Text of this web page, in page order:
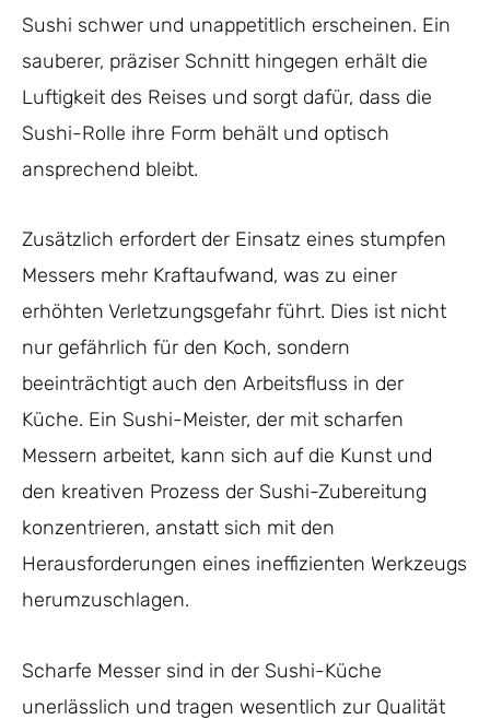
Sushi schwer und unappetitlich erscheinen. Ein
sauberer, präziser Schnitt hingegen erhält die
Luftigkeit des Reises und sorgt dafür, dass die
Sushi-Rolle ihre Form behält und optisch
ansprechend bleibt.
Zusätzlich erfordert der Einsatz eines stumpfen
Messers mehr Kraftaufwand, was zu einer
erhöhten Verletzungsgefahr führt. Dies ist nicht
nur gefährlich für den Koch, sondern
beeinträchtigt auch den Arbeitsfluss in der
Küche. Ein Sushi-Meister, der mit scharfen
Messern arbeitet, kann sich auf die Kunst und
den kreativen Prozess der Sushi-Zubereitung
konzentrieren, anstatt sich mit den
Herausforderungen eines ineffizienten Werkzeugs
herumzuschlagen.
Scharfe Messer sind in der Sushi-Küche
unerlässlich und tragen wesentlich zur Qualität